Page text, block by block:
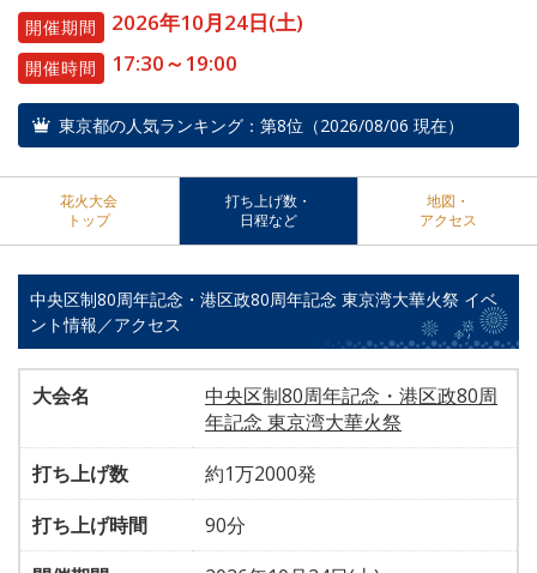
開催期間 2026年10月24日(土)
開催時間 17:30～19:00
東京都の人気ランキング：第8位（2026/08/06 現在）
花火大会
トップ
打ち上げ数・
日程など
地図・
アクセス
中央区制80周年記念・港区政80周年記念 東京湾大華火祭 イベ
ント情報／アクセス
大会名
中央区制80周年記念・港区政80周
年記念 東京湾大華火祭
打ち上げ数
約1万2000発
打ち上げ時間
90分